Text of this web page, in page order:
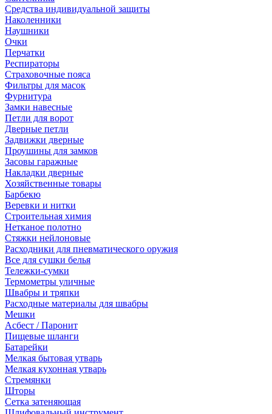
Средства индивидуальной защиты
Наколенники
Наушники
Очки
Перчатки
Респираторы
Страховочные пояса
Фильтры для масок
Фурнитура
Замки навесные
Петли для ворот
Дверные петли
Задвижки дверные
Проушины для замков
Засовы гаражные
Накладки дверные
Хозяйственные товары
Барбекю
Веревки и нитки
Строительная химия
Нетканое полотно
Стяжки нейлоновые
Расходники для пневматического оружия
Все для сушки белья
Тележки-сумки
Термометры уличные
Швабры и тряпки
Расходные материалы для швабры
Мешки
Асбест / Паронит
Пищевые шланги
Батарейки
Мелкая бытовая утварь
Мелкая кухонная утварь
Стремянки
Шторы
Сетка затеняющая